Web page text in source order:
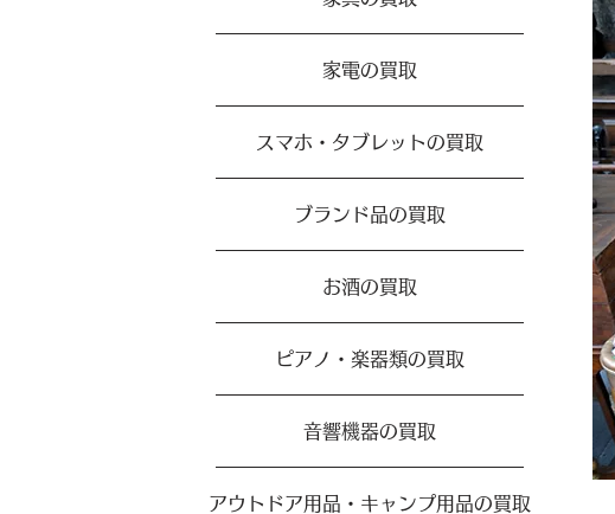
家電の買取
スマホ・タブレットの買取
ブランド品の買取
お酒の買取
ピアノ・楽器類の買取
音響機器の買取
アウトドア用品・キャンプ用品の買取